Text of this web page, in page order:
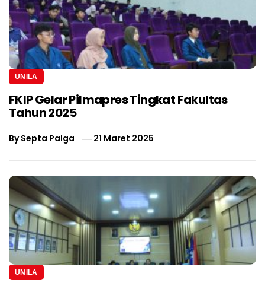
UNILA
FKIP Gelar Pilmapres Tingkat Fakultas
Tahun 2025
BySepta Palga 21 Maret 2025
UNILA